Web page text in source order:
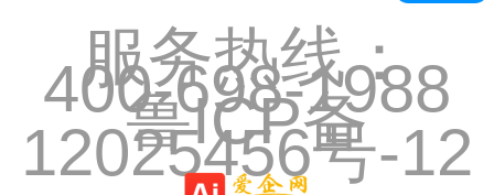
服务热线：
400-698-1988
鲁ICP备
12025456号-12